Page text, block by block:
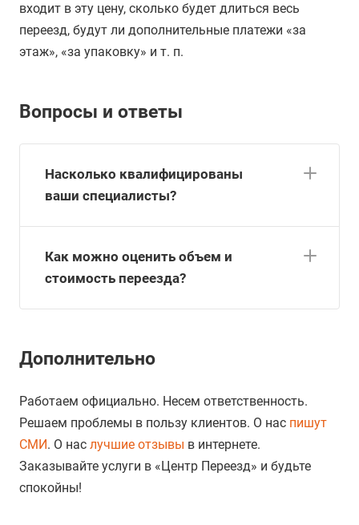
входит в эту цену, сколько будет длиться весь
переезд, будут ли дополнительные платежи «за
этаж», «за упаковку» и т. п.
Вопросы и ответы
Насколько квалифицированы
ваши специалисты?
Как можно оценить объем и
стоимость переезда?
Дополнительно
Работаем официально. Несем ответственность.
Решаем проблемы в пользу клиентов. О нас пишут
СМИ. О нас лучшие отзывы в интернете.
Заказывайте услуги в «Центр Переезд» и будьте
спокойны!